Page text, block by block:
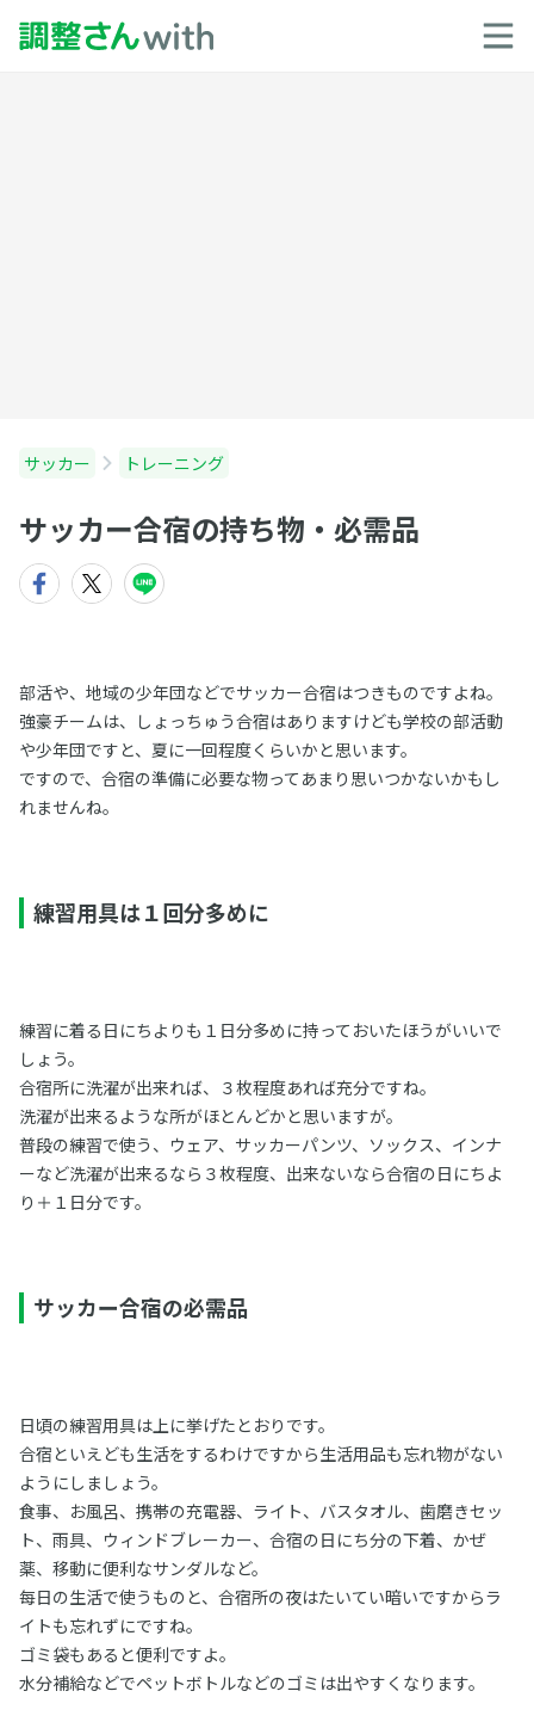
サッカー トレーニング
サッカー合宿の持ち物・必需品
部活や、地域の少年団などでサッカー合宿はつきものですよね。
強豪チームは、しょっちゅう合宿はありますけども学校の部活動
や少年団ですと、夏に一回程度くらいかと思います。
ですので、合宿の準備に必要な物ってあまり思いつかないかもし
れませんね。
練習用具は１回分多めに
練習に着る日にちよりも１日分多めに持っておいたほうがいいで
しょう。
合宿所に洗濯が出来れば、３枚程度あれば充分ですね。
洗濯が出来るような所がほとんどかと思いますが。
普段の練習で使う、ウェア、サッカーパンツ、ソックス、インナ
ーなど洗濯が出来るなら３枚程度、出来ないなら合宿の日にちよ
り＋１日分です。
サッカー合宿の必需品
日頃の練習用具は上に挙げたとおりです。
合宿といえども生活をするわけですから生活用品も忘れ物がない
ようにしましょう。
食事、お風呂、携帯の充電器、ライト、バスタオル、歯磨きセッ
ト、雨具、ウィンドブレーカー、合宿の日にち分の下着、かぜ
薬、移動に便利なサンダルなど。
每日の生活で使うものと、合宿所の夜はたいてい暗いですからラ
イトも忘れずにですね。
ゴミ袋もあると便利ですよ。
水分補給などでペットボトルなどのゴミは出やすくなります。